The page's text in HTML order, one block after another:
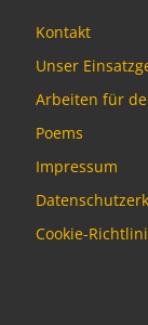
Kontakt
Unser
Arbeiten für
Poems
Impressum
Cookie-